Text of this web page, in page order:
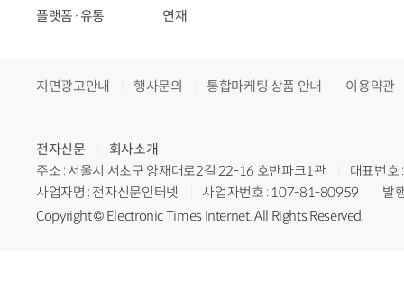
플랫폼·유통
연재
지면광고안내 행사문의 통합마케팅 상품 안내 이용약관
전자신문
회사소개
주소 : 서울시 서초구 양재대로2길 22-16 호반파크1관
대표번
사업자명 : 전자신문인터넷
사업자번호 : 107-81-80959
발
Copyright © Electronic Times Internet. All Rights Reserved.